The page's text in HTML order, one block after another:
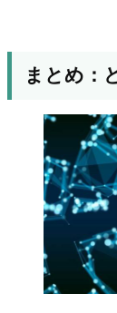
まとめ：